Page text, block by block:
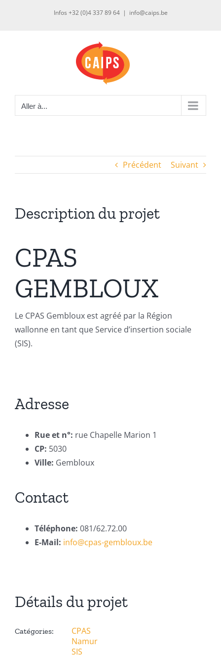
Infos +32 (0)4 337 89 64 | info@caips.be
Aller à...
Précédent Suivant
Description du projet
CPAS
GEMBLOUX
Le CPAS Gembloux est agréé par la Région
wallonne en tant que Service d’insertion sociale
(SIS).
Adresse
Rue et n°: rue Chapelle Marion 1
CP: 5030
Ville: Gembloux
Contact
Téléphone: 081/62.72.00
E-Mail: info@cpas-gembloux.be
Détails du projet
Catégories:
CPAS
Namur
SIS